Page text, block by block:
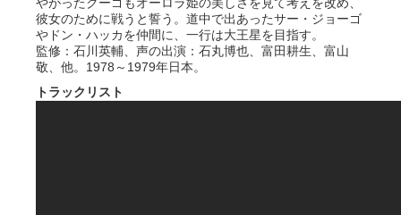
彼女のために戦うと誓う。道中で出あったサー・ジョーゴ
やドン・ハッカを仲間に、一行は大王星を目指す。
監修：石川英輔、声の出演：石丸博也、富田耕生、富山
敬、他。1978～1979年日本。
トラックリスト